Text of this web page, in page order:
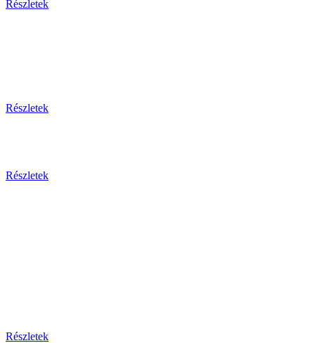
Részletek
Részletek
Részletek
Részletek